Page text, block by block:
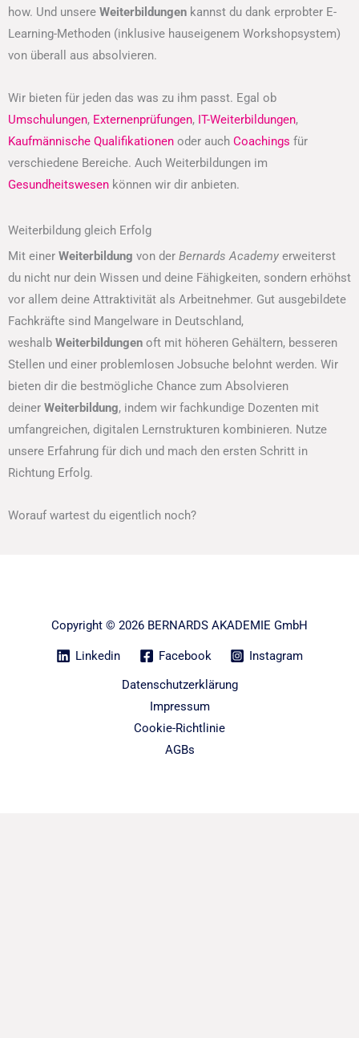
how. Und unsere Weiterbildungen kannst du dank erprobter E-
Learning-Methoden (inklusive hauseigenem Workshopsystem)
von überall aus absolvieren.
Wir bieten für jeden das was zu ihm passt. Egal ob
Umschulungen, Externenprüfungen, IT-Weiterbildungen,
Kaufmännische Qualifikationen oder auch Coachings für
verschiedene Bereiche. Auch Weiterbildungen im
Gesundheitswesen können wir dir anbieten.
Weiterbildung gleich Erfolg
Mit einer Weiterbildung von der Bernards Academy erweiterst
du nicht nur dein Wissen und deine Fähigkeiten, sondern erhöhst
vor allem deine Attraktivität als Arbeitnehmer. Gut ausgebildete
Fachkräfte sind Mangelware in Deutschland,
weshalb Weiterbildungen oft mit höheren Gehältern, besseren
Stellen und einer problemlosen Jobsuche belohnt werden. Wir
bieten dir die bestmögliche Chance zum Absolvieren
deiner Weiterbildung, indem wir fachkundige Dozenten mit
umfangreichen, digitalen Lernstrukturen kombinieren. Nutze
unsere Erfahrung für dich und mach den ersten Schritt in
Richtung Erfolg.
Worauf wartest du eigentlich noch?
Copyright © 2026 BERNARDS AKADEMIE GmbH
Linkedin Facebook
Instagram
Datenschutzerklärung
Impressum
Cookie-Richtlinie
AGBs